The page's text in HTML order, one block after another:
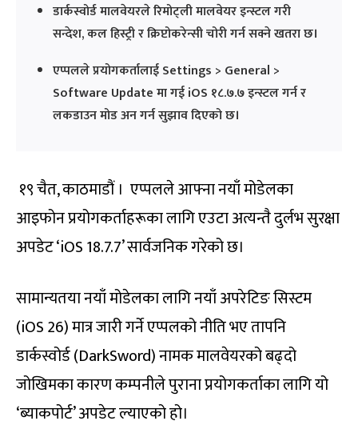
डार्कस्वोर्ड मालवेयरले रिमोट्ली मालवेयर इन्स्टल गरी
सन्देश, कल हिस्ट्री र क्रिप्टोकरेन्सी चोरी गर्न सक्ने खतरा छ।
एप्पलले प्रयोगकर्तालाई Settings > General >
Software Update मा गई iOS १८.७.७ इन्स्टल गर्न र
लकडाउन मोड अन गर्न सुझाव दिएको छ।
१९ चैत, काठमाडौं । एप्पलले आफ्ना नयाँ मोडेलका
आइफोन प्रयोगकर्ताहरूका लागि एउटा अत्यन्तै दुर्लभ सुरक्षा
अपडेट ‘iOS 18.7.7’ सार्वजनिक गरेको छ।
सामान्यतया नयाँ मोडेलका लागि नयाँ अपरेटिङ सिस्टम
(iOS 26) मात्र जारी गर्ने एप्पलको नीति भए तापनि
डार्कस्वोर्ड (DarkSword) नामक मालवेयरको बढ्दो
जोखिमका कारण कम्पनीले पुराना प्रयोगकर्ताका लागि यो
‘ब्याकपोर्ट’ अपडेट ल्याएको हो।